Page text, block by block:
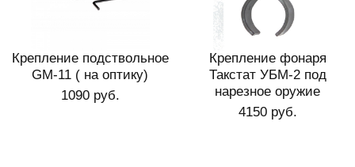
Крепление подствольное
GM-11 ( на оптику)
1090 руб.
Крепление фонаря
Такстат УБМ-2 под
нарезное оружие
4150 руб.